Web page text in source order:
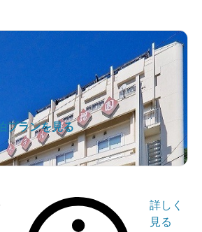
プランを見る
詳しく
見る